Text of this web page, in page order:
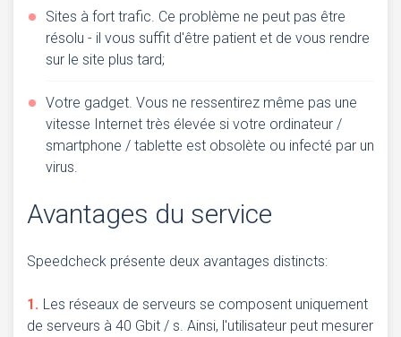
Sites à fort trafic. Ce problème ne peut pas être
résolu - il vous suffit d'être patient et de vous rendre
sur le site plus tard;
Votre gadget. Vous ne ressentirez même pas une
vitesse Internet très élevée si votre ordinateur /
smartphone / tablette est obsolète ou infecté par un
virus.
Avantages du service
Speedcheck présente deux avantages distincts:
Les réseaux de serveurs se composent uniquement
de serveurs à 40 Gbit / s. Ainsi, l'utilisateur peut mesurer